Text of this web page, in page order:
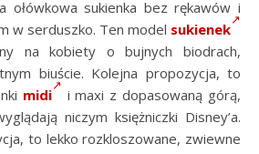
ołówkowa sukienka bez rękawów i
w serduszko. Ten model sukienek
na kobiety o bujnych biodrach,
biuście. Kolejna propozycja, to
midi
i maxi z dopasowaną górą,
niczym księżniczki Disney’a.
to lekko rozkloszowane, zwiewne